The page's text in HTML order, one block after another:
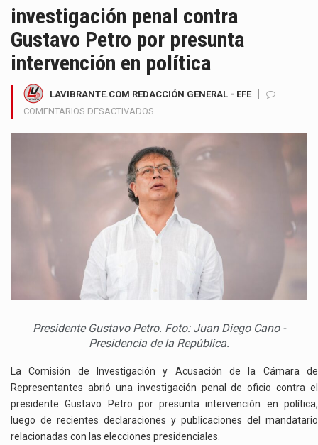
investigación penal contra
Gustavo Petro por presunta
intervención en política
LAVIBRANTE.COM REDACCIÓN GENERAL - EFE
COMENTARIOS DESACTIVADOS
ACUSACIÓN
ABRE
INVESTIGACIÓN
PENAL
CONTRA
GUSTAVO
PETRO
INTERVENCIÓN
Presidente Gustavo Petro. Foto: Juan Diego Cano -
Presidencia de la República.
La Comisión de Investigación y Acusación de la Cámara de
Representantes abrió una investigación penal de oficio contra el
presidente Gustavo Petro por presunta intervención en política,
luego de recientes declaraciones y publicaciones del mandatario
relacionadas con las elecciones presidenciales.